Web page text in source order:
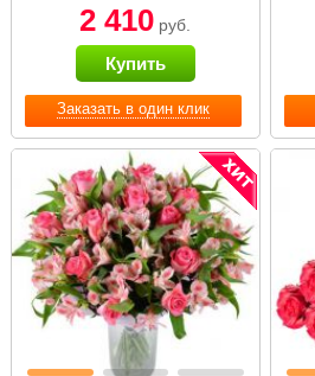
Заказать в один клик
2 410 руб.
Купить